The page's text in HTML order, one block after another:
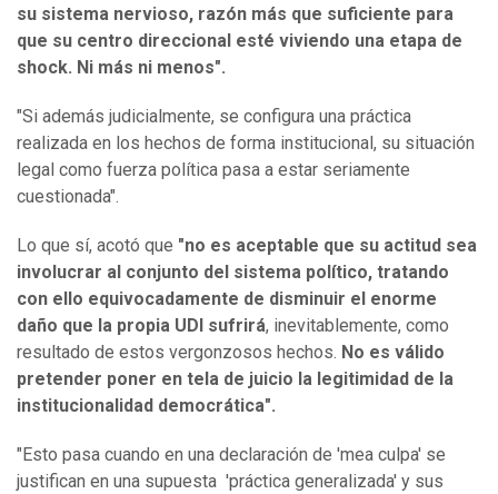
su sistema nervioso, razón más que suficiente para
que su centro direccional esté viviendo una etapa de
shock. Ni más ni menos".
"Si además judicialmente, se configura una práctica
realizada en los hechos de forma institucional, su situación
legal como fuerza política pasa a estar seriamente
cuestionada".
Lo que sí, acotó que "no es aceptable que su actitud sea
involucrar al conjunto del sistema político, tratando
con ello equivocadamente de disminuir el enorme
daño que la propia UDI sufrirá, inevitablemente, como
resultado de estos vergonzosos hechos. No es válido
pretender poner en tela de juicio la legitimidad de la
institucionalidad democrática".
"Esto pasa cuando en una declaración de 'mea culpa' se
justifican en una supuesta 'práctica generalizada' y sus